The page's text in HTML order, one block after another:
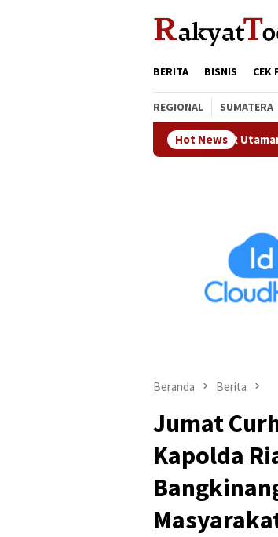
BERITA BISNIS CEK
REGIONAL SUMATERA
Hot News
Waka DPRD Kampar : CSR Utamanya Hak
Beranda Berita
Jumat
Kapolda